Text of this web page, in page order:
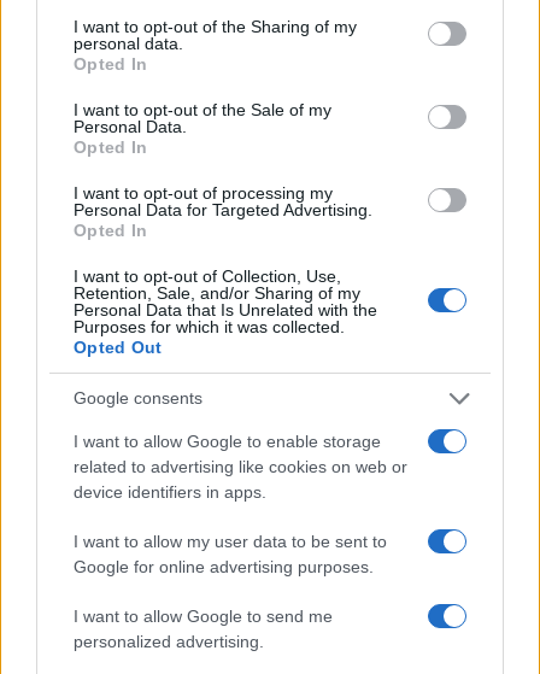
not limited to your visit or usage behaviour. You may click to
grant or deny consent to Google and its third-party tags to
use your data for below specified purposes in below Google
consent section.
I want to opt-out of the Sharing of my
personal data.
Opted In
I want to opt-out of the Sale of my
Personal Data.
Opted In
I want to opt-out of processing my
Personal Data for Targeted Advertising.
Opted In
I want to opt-out of Collection, Use,
Retention, Sale, and/or Sharing of my
Personal Data that Is Unrelated with the
Purposes for which it was collected.
Opted Out
Google consents
I want to allow Google to enable storage
related to advertising like cookies on web or
device identifiers in apps.
I want to allow my user data to be sent to
Google for online advertising purposes.
I want to allow Google to send me
personalized advertising.
Τζάστιν και Χείλι Μπίμπερ: Βόλτα για σούσι στο
Λος Άντζελες με casual looks αλλά και ένα
«αμήχανο vibe» που δεν πέρασε απαρατήρητο
07.08.2026